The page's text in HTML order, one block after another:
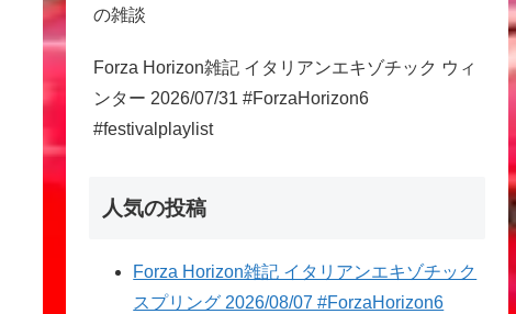
の雑談
Forza Horizon雑記 イタリアンエキゾチック ウィ
ンター 2026/07/31 #ForzaHorizon6
#festivalplaylist
人気の投稿
Forza Horizon雑記 イタリアンエキゾチック
スプリング 2026/08/07 #ForzaHorizon6